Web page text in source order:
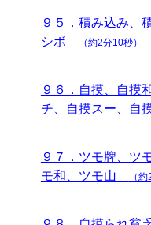
９５．積み込み、
シボ
（約2分10秒）
９６．自摸、自摸
チ、自摸スー、自
９７．ツモ牌、ツ
モ和、ツモ山
（